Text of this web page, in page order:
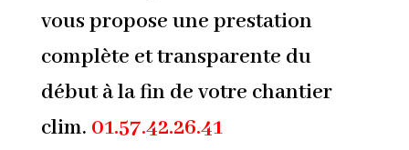
vous propose une prestation
complète et transparente du
début à la fin de votre chantier
clim. 01.57.42.26.41